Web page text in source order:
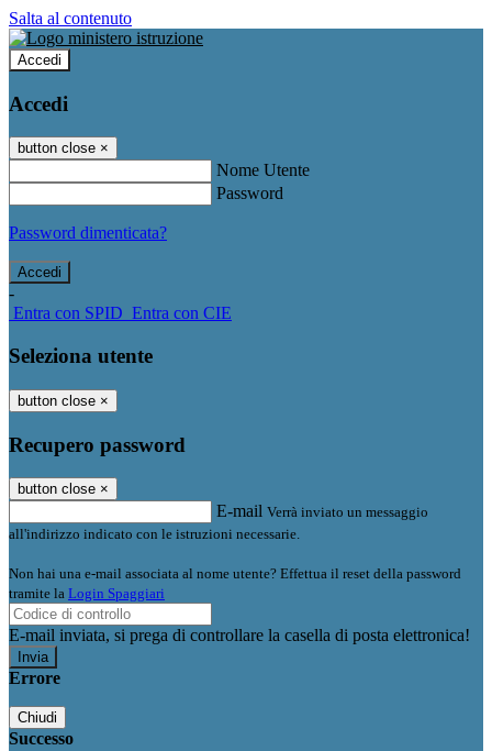
Salta al contenuto
Accedi
Accedi
button close ×
Nome Utente
Password
Password dimenticata?
-
Entra con SPID Entra con CIE
Seleziona utente
button close ×
Recupero password
button close ×
E-mail Verrà inviato un messaggio
all'indirizzo indicato con le istruzioni necessarie.
Non hai una e-mail associata al nome utente? Effettua il reset della password
tramite la Login Spaggiari
E-mail inviata, si prega di controllare la casella di posta elettronica!
Errore
Chiudi
Successo